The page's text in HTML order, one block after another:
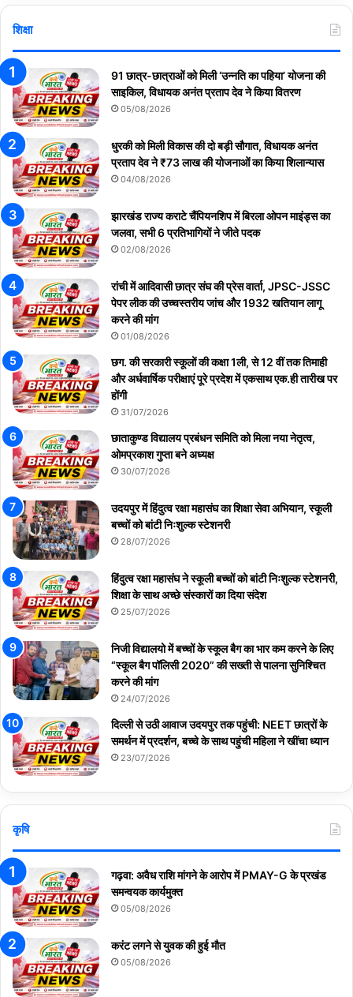
शिक्षा
91 छात्र-छात्राओं को मिली ‘उन्नति का पहिया’ योजना की
साइकिल, विधायक अनंत प्रताप देव ने किया वितरण
05/08/2026
धुरकी को मिली विकास की दो बड़ी सौगात, विधायक अनंत
प्रताप देव ने ₹73 लाख की योजनाओं का किया शिलान्यास
04/08/2026
झारखंड राज्य कराटे चैंपियनशिप में बिरला ओपन माइंड्स का
जलवा, सभी 6 प्रतिभागियों ने जीते पदक
02/08/2026
रांची में आदिवासी छात्र संघ की प्रेस वार्ता, JPSC-JSSC
पेपर लीक की उच्चस्तरीय जांच और 1932 खतियान लागू
करने की मांग
01/08/2026
छग. की सरकारी स्कूलों की कक्षा 1ली, से 12 वीं तक तिमाही
और अर्धवार्षिक परीक्षाएं पूरे प्रदेश में एकसाथ एक.ही तारीख पर
होंगी
31/07/2026
छाताकुण्ड विद्यालय प्रबंधन समिति को मिला नया नेतृत्व,
ओमप्रकाश गुप्ता बने अध्यक्ष
30/07/2026
उदयपुर में हिंदुत्व रक्षा महासंघ का शिक्षा सेवा अभियान, स्कूली
बच्चों को बांटी निःशुल्क स्टेशनरी
28/07/2026
हिंदुत्व रक्षा महासंघ ने स्कूली बच्चों को बांटी निःशुल्क स्टेशनरी,
शिक्षा के साथ अच्छे संस्कारों का दिया संदेश
25/07/2026
निजी विद्यालयो में बच्चों के स्कूल बैग का भार कम करने के लिए
“स्कूल बैग पॉलिसी 2020” की सख्ती से पालना सुनिश्चित
करने की मांग
24/07/2026
दिल्ली से उठी आवाज उदयपुर तक पहुंची: NEET छात्रों के
समर्थन में प्रदर्शन, बच्चे के साथ पहुंची महिला ने खींचा ध्यान
23/07/2026
कृषि
गढ़वा: अवैध राशि मांगने के आरोप में PMAY-G के प्रखंड
समन्वयक कार्यमुक्त
05/08/2026
करंट लगने से युवक की हुई मौत
05/08/2026